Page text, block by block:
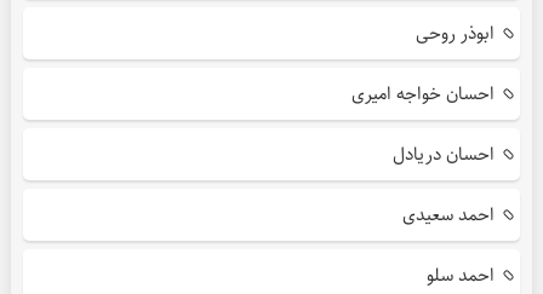
ابوذر روحی
احسان خواجه امیری
احسان دریادل
احمد سعیدی
احمد سلو